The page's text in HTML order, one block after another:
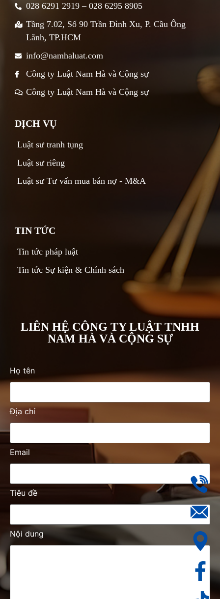
028 6291 2919 – 028 6295 8905
Tầng 7.02, Số 90 Trần Đình Xu, P. Cầu Ông
Lãnh, TP.HCM
info@namhaluat.com
Công ty Luật Nam Hà và Cộng sự
Công ty Luật Nam Hà và Cộng sự
DỊCH VỤ
Luật sư tranh tụng
Luật sư riêng
Luật sư Tư vấn mua bán nợ - M&A
TIN TỨC
Tin tức pháp luật
Tin tức Sự kiện & Chính sách
LIÊN HỆ CÔNG TY LUẬT TNHH
NAM HÀ VÀ CỘNG SỰ
Họ tên
Địa chỉ
Email
Tiêu đề
Nội dung